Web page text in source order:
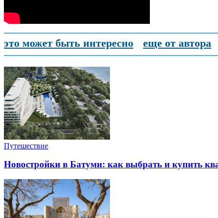
это может быть интересно еще от автора
Путешествие
Новостройки в Батуми: как выбрать и купить